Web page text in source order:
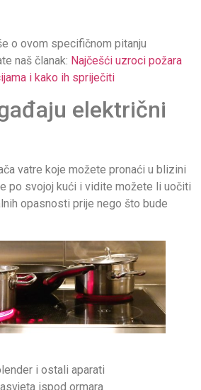
o ovom specifičnom pitanju
naš članak: Najčešći uzroci požara
i kako ih spriječiti
električni
vatre koje možete pronaći u blizini
po svojoj kući i vidite možete li uočiti
opasnosti prije nego što bude
i ostali aparati
ispod ormara